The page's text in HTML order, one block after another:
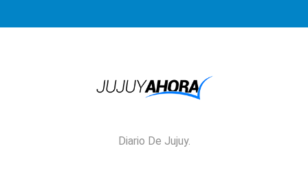
Jujuy Ahora!
Diario De Jujuy.